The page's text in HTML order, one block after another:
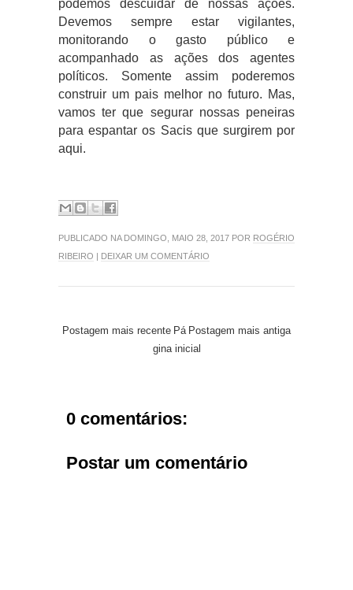
podemos descuidar de nossas ações.
Devemos sempre estar vigilantes,
monitorando o gasto público e
acompanhado as ações dos agentes
políticos. Somente assim poderemos
construir um pais melhor no futuro. Mas,
vamos ter que segurar nossas peneiras
para espantar os Sacis que surgirem por
aqui.
PUBLICADO NA DOMINGO, MAIO 28, 2017 POR ROGÉRIO
RIBEIRO | DEIXAR UM COMENTÁRIO
Postagem mais recente Postagem mais antiga
Pá
gina inicial
0 comentários:
Postar um comentário